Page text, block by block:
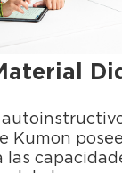
Kumon
las